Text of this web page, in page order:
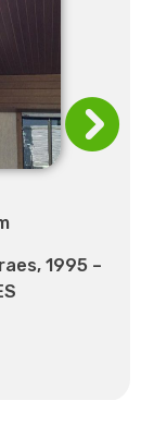
1995 –